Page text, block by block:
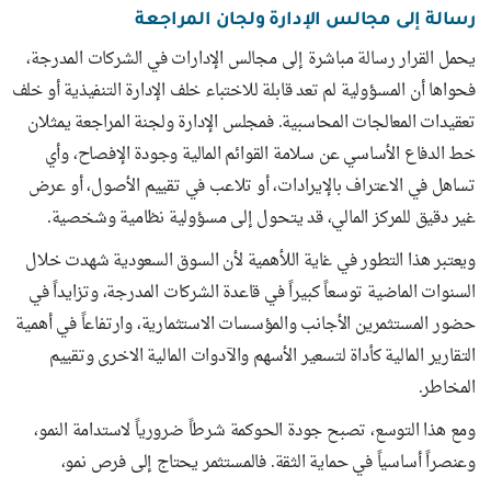
رسالة إلى مجالس الإدارة ولجان المراجعة
يحمل القرار رسالة مباشرة إلى مجالس الإدارات في الشركات المدرجة،
فحواها أن المسؤولية لم تعد قابلة للاختباء خلف الإدارة التنفيذية أو خلف
تعقيدات المعالجات المحاسبية. فمجلس الإدارة ولجنة المراجعة يمثلان
خط الدفاع الأساسي عن سلامة القوائم المالية وجودة الإفصاح، وأي
تساهل في الاعتراف بالإيرادات، أو تلاعب في تقييم الأصول، أو عرض
غير دقيق للمركز المالي، قد يتحول إلى مسؤولية نظامية وشخصية.
ويعتبر هذا التطور في غاية اللأهمية لأن السوق السعودية شهدت خلال
السنوات الماضية توسعاً كبيراً في قاعدة الشركات المدرجة، وتزايداً في
حضور المستثمرين الأجانب والمؤسسات الاستثمارية، وارتفاعاً في أهمية
التقارير المالية كأداة لتسعير الأسهم والآدوات المالية الاخرى وتقييم
المخاطر.
ومع هذا التوسع، تصبح جودة الحوكمة شرطاً ضرورياً لاستدامة النمو،
وعنصراً أساسياً في حماية الثقة. فالمستثمر يحتاج إلى فرص نمو،